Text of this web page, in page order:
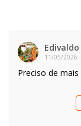
11/05/2026 -
Preciso de